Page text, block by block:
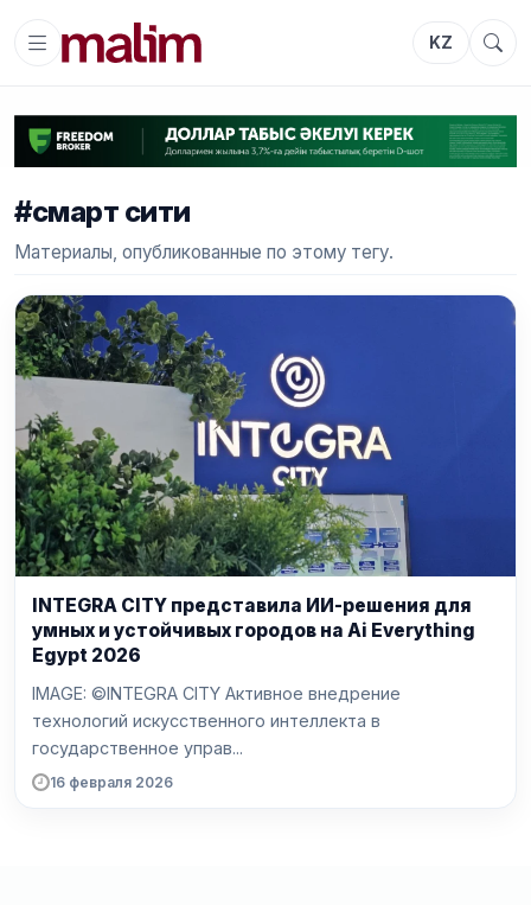
KZ
#смарт сити
Материалы, опубликованные по этому тегу.
INTEGRA CITY представила ИИ-решения для
умных и устойчивых городов на Ai Everything
Egypt 2026
IMAGE: ©INTEGRA CITY Активное внедрение
технологий искусственного интеллекта в
государственное управ...
16 февраля 2026